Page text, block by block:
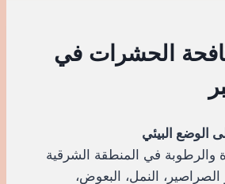
الحشرات في
الوضع البيئي
والرطوبة في المنطقة الشرقية
الصراصير، النمل، البعوض،